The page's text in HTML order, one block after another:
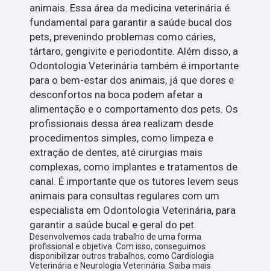
animais. Essa área da medicina veterinária é
fundamental para garantir a saúde bucal dos
pets, prevenindo problemas como cáries,
tártaro, gengivite e periodontite. Além disso, a
Odontologia Veterinária também é importante
para o bem-estar dos animais, já que dores e
desconfortos na boca podem afetar a
alimentação e o comportamento dos pets. Os
profissionais dessa área realizam desde
procedimentos simples, como limpeza e
extração de dentes, até cirurgias mais
complexas, como implantes e tratamentos de
canal. É importante que os tutores levem seus
animais para consultas regulares com um
especialista em Odontologia Veterinária, para
garantir a saúde bucal e geral do pet.
Desenvolvemos cada trabalho de uma forma
profissional e objetiva. Com isso, conseguimos
disponibilizar outros trabalhos, como Cardiologia
Veterinária e Neurologia Veterinária. Saiba mais